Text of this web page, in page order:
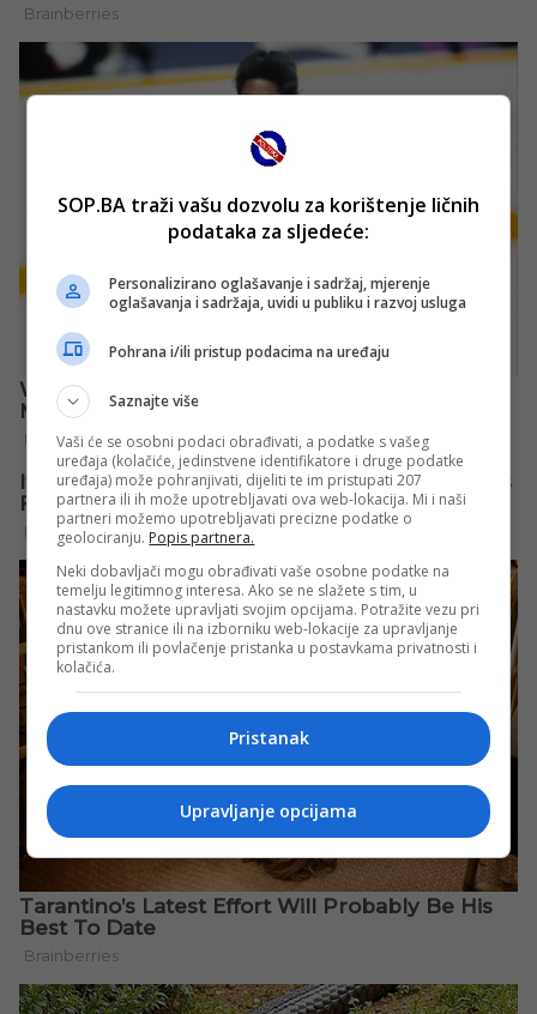
SOP.BA traži vašu dozvolu za korištenje ličnih
podataka za sljedeće:
Personalizirano oglašavanje i sadržaj, mjerenje
oglašavanja i sadržaja, uvidi u publiku i razvoj usluga
Pohrana i/ili pristup podacima na uređaju
Saznajte više
Vaši će se osobni podaci obrađivati, a podatke s vašeg
uređaja (kolačiće, jedinstvene identifikatore i druge podatke
uređaja) može pohranjivati, dijeliti te im pristupati 207
partnera ili ih može upotrebljavati ova web-lokacija. Mi i naši
partneri možemo upotrebljavati precizne podatke o
geolociranju. Popis partnera.
Neki dobavljači mogu obrađivati vaše osobne podatke na
temelju legitimnog interesa. Ako se ne slažete s tim, u
nastavku možete upravljati svojim opcijama. Potražite vezu pri
dnu ove stranice ili na izborniku web-lokacije za upravljanje
pristankom ili povlačenje pristanka u postavkama privatnosti i
kolačića.
Pristanak
Upravljanje opcijama